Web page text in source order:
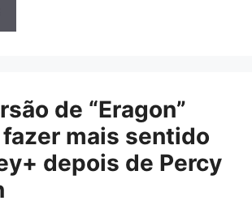
de “Eragon”
mais sentido
depois de Percy